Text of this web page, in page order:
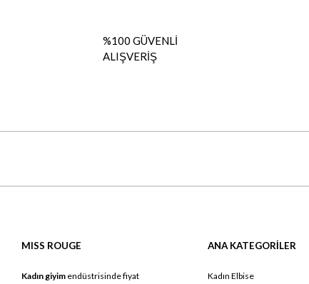
%100 GÜVENLİ
ALIŞVERİŞ
MISS ROUGE
Kadın giyim endüstrisinde fiyat
ANA KATEGORİLER
Kadın Elbise